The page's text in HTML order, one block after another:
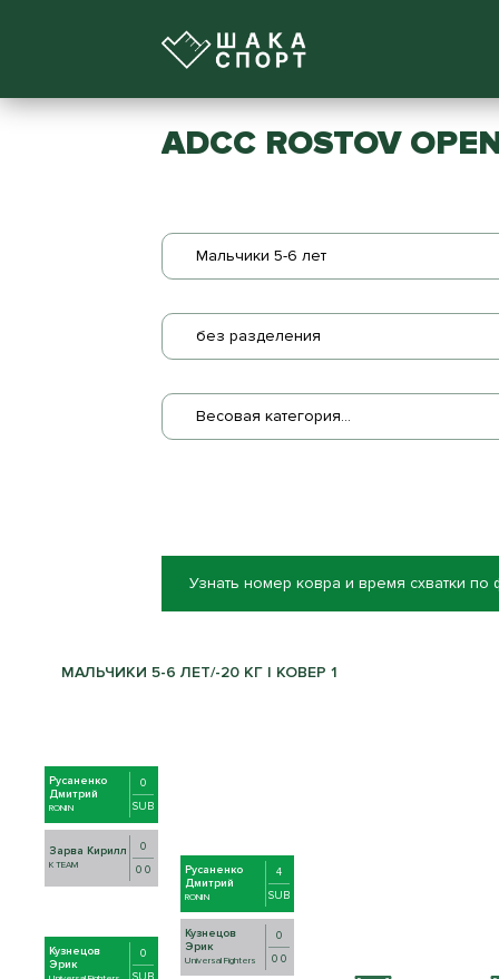
ADCC ROSTOV
Мальчики 5-6 лет
без разделения
Весовая категория...
Узнать номер ковра и время схватки по
МАЛЬЧИКИ 5-6 ЛЕТ/-20 КГ | КОВЕР 1
Русаненко
Дмитрий
RONIN
0
SUB
Зарва Кирилл
K TEAM
0
0 0
Кузнецов
Эрик
0
Русаненко
Дмитрий
RONIN
4
SUB
Кузнецов
Эрик
Universal Fighters
0
0 0